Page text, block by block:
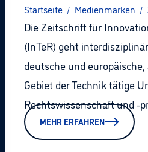
Startseite / Medienmarken /
Die Zeitschrift für
(InTeR) geht
deutsche und
Gebiet der Technik tätige
Rechtswissenschaft und -
MEHR ERFAHREN